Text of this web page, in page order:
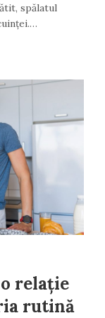
spălatul
relație
rutină